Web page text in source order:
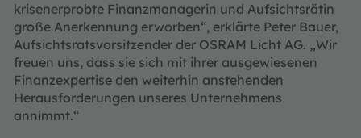
krisenerprobte Finanzmanagerin und Aufsichtsrätin
große Anerkennung erworben“, erklärte Peter Bauer,
Aufsichtsratsvorsitzender der OSRAM Licht AG. „Wir
freuen uns, dass sie sich mit ihrer ausgewiesenen
Finanzexpertise den weiterhin anstehenden
Herausforderungen unseres Unternehmens
annimmt.“